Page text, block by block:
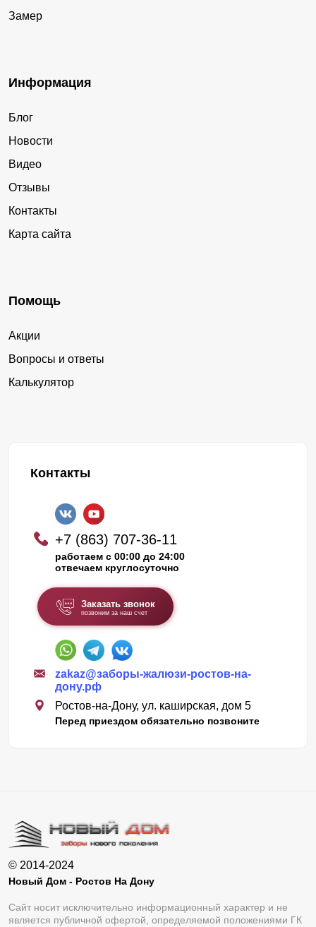
Замер
Информация
Блог
Новости
Видео
Отзывы
Контакты
Карта сайта
Помощь
Акции
Вопросы и ответы
Калькулятор
Контакты
+7 (863) 707-36-11
работаем с 00:00 до 24:00
отвечаем круглосуточно
Заказать звонок
позвоним за наш счет
zakaz@заборы-жалюзи-ростов-на-
дону.рф
Ростов-на-Дону, ул. каширская, дом 5
Перед приездом обязательно позвоните
© 2014-2024
Новый Дом - Ростов На Дону
Сайт носит исключительно информационный характер и не
является публичной офертой, определяемой положениями ГК